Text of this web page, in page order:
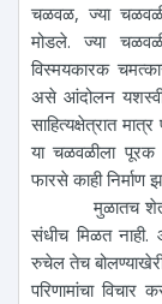
चळवळ, ज्या
मोडले. ज्या
विस्मयकारक
असे आंदोलन
साहित्यक्षेत्रात
या चळवळीला पूरक
फारसे काही निर्माण
मुळातच शेतकरी
संधीच मिळत नाही.
रुचेल तेच बोलण्याखेरीज
परिणामांचा